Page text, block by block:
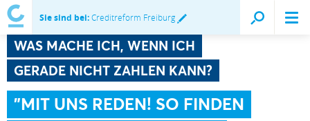
Sie sind bei:Creditreform Freiburg
WAS MACHE ICH, WENN ICH
GERADE NICHT ZAHLEN KANN?
"MIT UNS REDEN! SO FINDEN